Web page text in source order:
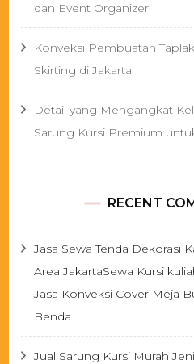
dan Event Organizer
Konveksi Pembuatan
Skirting di Jakarta
Detail yang Mengangkat
Sarung Kursi Premium
RECENT
Jasa Sewa Tenda Dekorasi
Area JakartaSewa Kursi
Jasa Konveksi Cover Meja
Benda
Jual Sarung Kursi Murah